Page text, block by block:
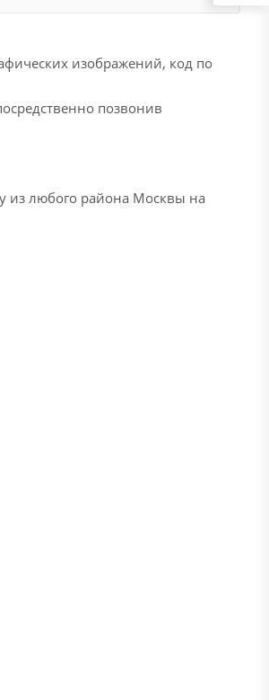
изображений, код по
позвонив
из любого района Москвы на